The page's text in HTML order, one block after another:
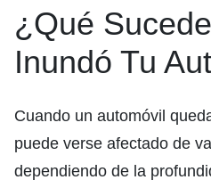
¿Qué
Inundó Tu
Cuando un automóvil
puede verse afectado de
dependiendo de la